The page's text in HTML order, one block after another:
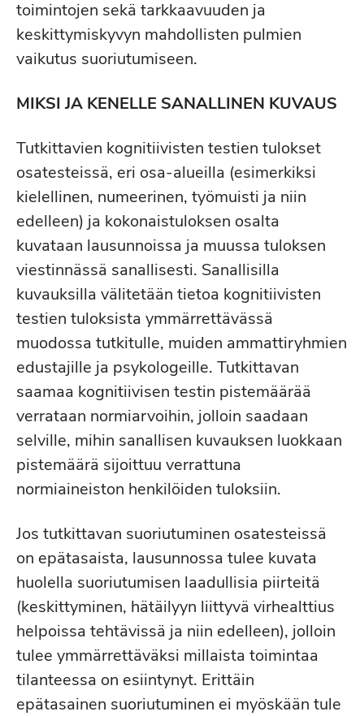
toimintojen sekä tarkkaavuuden ja
keskittymiskyvyn mahdollisten pulmien
vaikutus suoriutumiseen.
MIKSI JA KENELLE SANALLINEN KUVAUS
Tutkittavien kognitiivisten testien tulokset
osatesteissä, eri osa-alueilla (esimerkiksi
kielellinen, numeerinen, työmuisti ja niin
edelleen) ja kokonaistuloksen osalta
kuvataan lausunnoissa ja muussa tuloksen
viestinnässä sanallisesti. Sanallisilla
kuvauksilla välitetään tietoa kognitiivisten
testien tuloksista ymmärrettävässä
muodossa tutkitulle, muiden ammattiryhmien
edustajille ja psykologeille. Tutkittavan
saamaa kognitiivisen testin pistemäärää
verrataan normiarvoihin, jolloin saadaan
selville, mihin sanallisen kuvauksen luokkaan
pistemäärä sijoittuu verrattuna
normiaineiston henkilöiden tuloksiin.
Jos tutkittavan suoriutuminen osatesteissä
on epätasaista, lausunnossa tulee kuvata
huolella suoriutumisen laadullisia piirteitä
(keskittyminen, hätäilyyn liittyvä virhealttius
helpoissa tehtävissä ja niin edelleen), jolloin
tulee ymmärrettäväksi millaista toimintaa
tilanteessa on esiintynyt. Erittäin
epätasainen suoriutuminen ei myöskään tule